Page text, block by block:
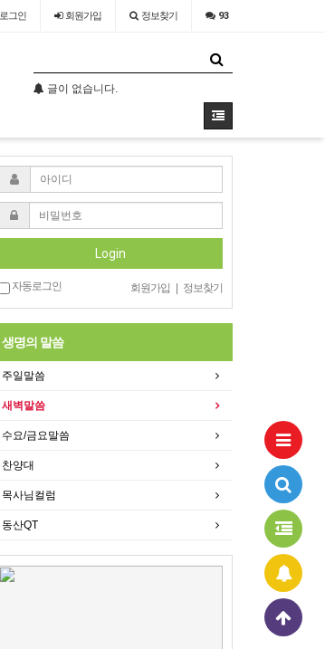
로그인 회원가입 정보찾기 93
글이 없습니다.
Login
자동로그인 회원가입 정보찾기
생명의 말씀
주일말씀
새벽말씀
수요/금요말씀
찬양대
목사님컬럼
동산QT